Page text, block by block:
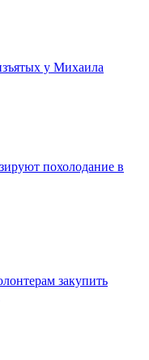
у Михаила
похолодание в
закупить